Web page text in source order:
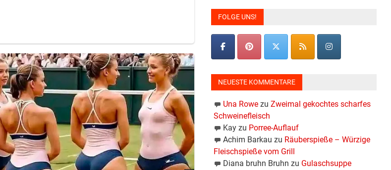
FOLGE UNS!
NEUESTE KOMMENTARE
Una Rowezu Zweimal gekochtes scharfes
Schweinefleisch
Kayzu Porree-Auflauf
Achim Barkau zu Räuberspieße – Würzige
Fleischspieße vom Grill
Diana bruhn Bruhn zu Gulaschsuppe